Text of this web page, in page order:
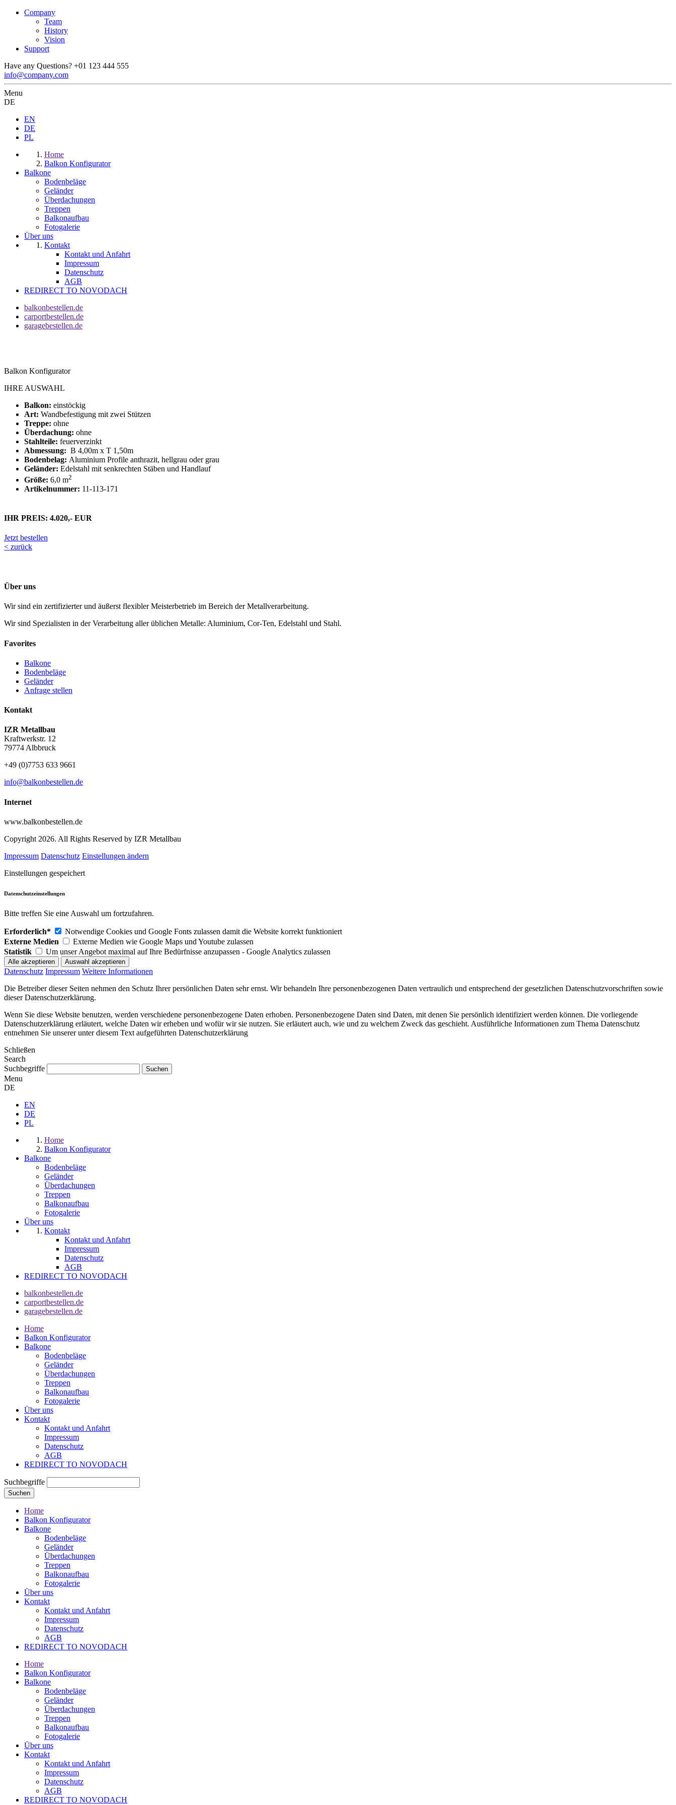
Company
Team
History
Vision
Support
Have any Questions? +01 123 444 555
info@company.com
Menu
DE
EN
DE
PL
Home
Balkon Konfigurator
Balkone
Bodenbeläge
Geländer
Überdachungen
Treppen
Balkonaufbau
Fotogalerie
Über uns
Kontakt
Kontakt und Anfahrt
Impressum
Datenschutz
AGB
REDIRECT TO NOVODACH
balkonbestellen.de
carportbestellen.de
garagebestellen.de
Balkon Konfigurator
IHRE AUSWAHL
Balkon: einstöckig
Art: Wandbefestigung mit zwei Stützen
Treppe: ohne
Überdachung: ohne
Stahlteile: feuerverzinkt
Abmessung: B 4,00m x T 1,50m
Bodenbelag: Aluminium Profile anthrazit, hellgrau oder grau
Geländer: Edelstahl mit senkrechten Stäben und Handlauf
Größe: 6,0 m2
Artikelnummer: 11-113-171
IHR PREIS: 4.020,- EUR
Jetzt bestellen
< zurück
Über uns
Wir sind ein zertifizierter und äußerst flexibler Meisterbetrieb im Bereich der Metallverarbeitung.
Wir sind Spezialisten in der Verarbeitung aller üblichen Metalle: Aluminium, Cor-Ten, Edelstahl und Stahl.
Favorites
Balkone
Bodenbeläge
Geländer
Anfrage stellen
Kontakt
IZR Metallbau
Kraftwerkstr. 12
79774 Albbruck
+49 (0)7753 633 9661
info@balkonbestellen.de
Internet
www.balkonbestellen.de
Copyright 2026. All Rights Reserved by IZR Metallbau
Impressum Datenschutz Einstellungen ändern
Einstellungen gespeichert
Datenschutzeinstellungen
Bitte treffen Sie eine Auswahl um fortzufahren.
Erforderlich*
Notwendige Cookies und Google Fonts zulassen damit die Website korrekt funktioniert
Externe Medien
Externe Medien wie Google Maps und Youtube zulassen
Statistik
Um unser Angebot maximal auf Ihre Bedürfnisse anzupassen - Google Analytics zulassen
Datenschutz Impressum Weitere Informationen
Die Betreiber dieser Seiten nehmen den Schutz Ihrer persönlichen Daten sehr ernst. Wir behandeln Ihre personenbezogenen Daten vertraulich und entsprechend der gesetzlichen Datenschutzvorschriften sowie
dieser Datenschutzerklärung.
Wenn Sie diese Website benutzen, werden verschiedene personenbezogene Daten erhoben. Personenbezogene Daten sind Daten, mit denen Sie persönlich identifiziert werden können. Die vorliegende
Datenschutzerklärung erläutert, welche Daten wir erheben und wofür wir sie nutzen. Sie erläutert auch, wie und zu welchem Zweck das geschieht. Ausführliche Informationen zum Thema Datenschutz
entnehmen Sie unserer unter diesem Text aufgeführten Datenschutzerklärung
Schließen
Search
Suchbegriffe
Menu
DE
EN
DE
PL
Home
Balkon Konfigurator
Balkone
Bodenbeläge
Geländer
Überdachungen
Treppen
Balkonaufbau
Fotogalerie
Über uns
Kontakt
Kontakt und Anfahrt
Impressum
Datenschutz
AGB
REDIRECT TO NOVODACH
balkonbestellen.de
carportbestellen.de
garagebestellen.de
Home
Balkon Konfigurator
Balkone
Bodenbeläge
Geländer
Überdachungen
Treppen
Balkonaufbau
Fotogalerie
Über uns
Kontakt
Kontakt und Anfahrt
Impressum
Datenschutz
AGB
REDIRECT TO NOVODACH
Suchbegriffe
Suchen
Home
Balkon Konfigurator
Balkone
Bodenbeläge
Geländer
Überdachungen
Treppen
Balkonaufbau
Fotogalerie
Über uns
Kontakt
Kontakt und Anfahrt
Impressum
Datenschutz
AGB
REDIRECT TO NOVODACH
Home
Balkon Konfigurator
Balkone
Bodenbeläge
Geländer
Überdachungen
Treppen
Balkonaufbau
Fotogalerie
Über uns
Kontakt
Kontakt und Anfahrt
Impressum
Datenschutz
AGB
REDIRECT TO NOVODACH